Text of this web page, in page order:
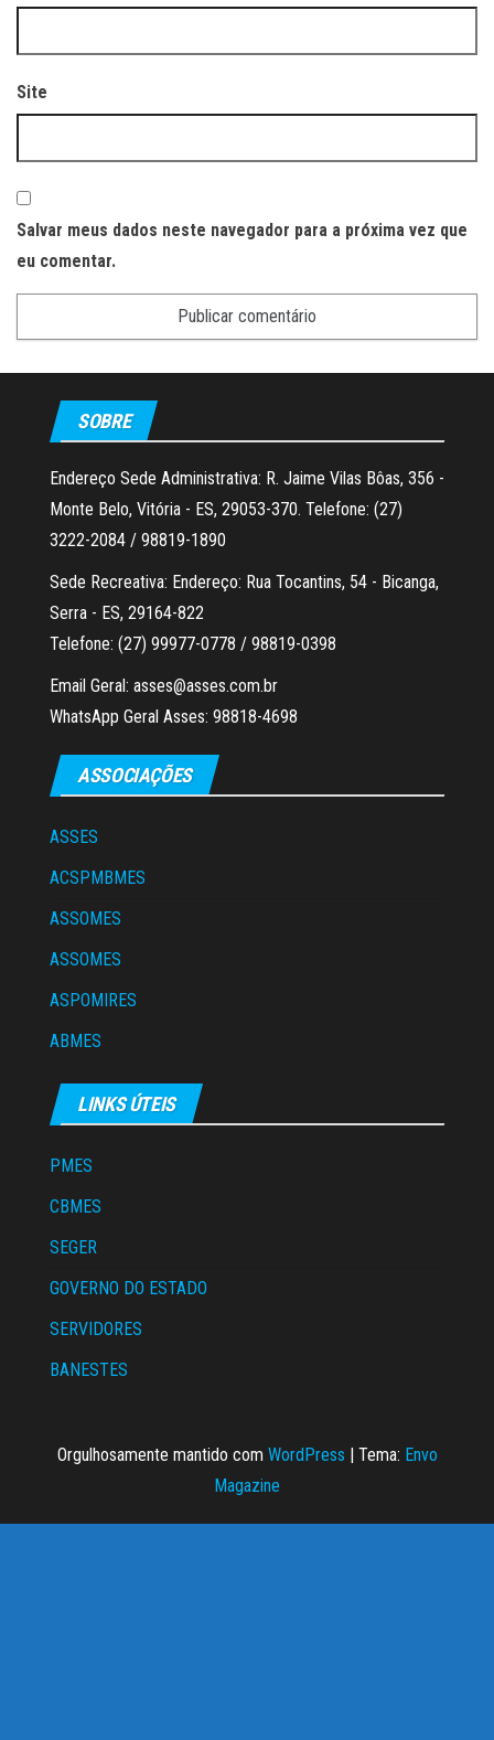
Site
Salvar meus dados neste navegador para a próxima vez que
eu comentar.
SOBRE
Endereço Sede Administrativa: R. Jaime Vilas Bôas, 356 -
Monte Belo, Vitória - ES, 29053-370. Telefone: (27)
3222-2084 / 98819-1890
Sede Recreativa: Endereço: Rua Tocantins, 54 - Bicanga,
Serra - ES, 29164-822
Telefone: (27) 99977-0778 / 98819-0398
Email Geral: asses@asses.com.br
WhatsApp Geral Asses: 98818-4698
ASSOCIAÇÕES
ASSES
ACSPMBMES
ASSOMES
ASSOMES
ASPOMIRES
ABMES
LINKS ÚTEIS
PMES
CBMES
SEGER
GOVERNO DO ESTADO
SERVIDORES
BANESTES
Orgulhosamente mantido com WordPress | Tema: Envo
Magazine